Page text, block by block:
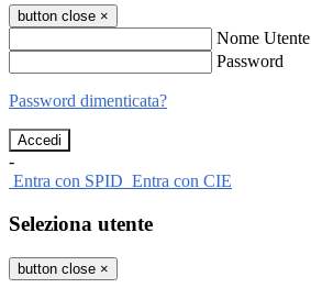
button close ×
Nome Utente
Password
Password dimenticata?
-
Entra con SPID Entra con CIE
Seleziona utente
button close ×